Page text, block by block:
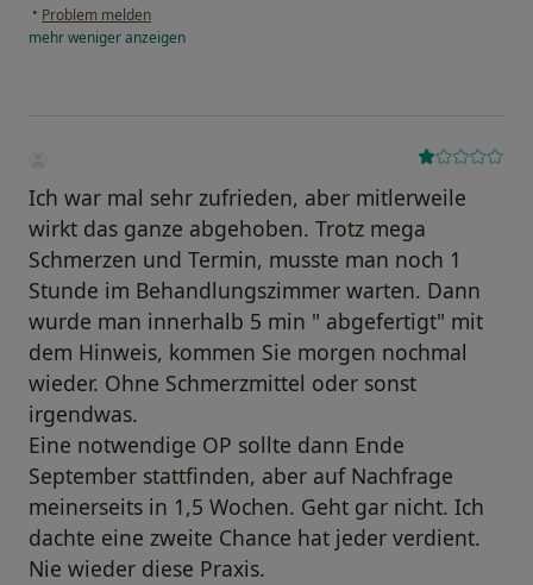
• Problem melden
mehrwenigeranzeigen
Ich war mal sehr zufrieden, aber mitlerweile
wirkt das ganze abgehoben. Trotz mega
Schmerzen und Termin, musste man noch 1
Stunde im Behandlungszimmer warten. Dann
wurde man innerhalb 5 min " abgefertigt" mit
dem Hinweis, kommen Sie morgen nochmal
wieder. Ohne Schmerzmittel oder sonst
irgendwas.
Eine notwendige OP sollte dann Ende
September stattfinden, aber auf Nachfrage
meinerseits in 1,5 Wochen. Geht gar nicht. Ich
dachte eine zweite Chance hat jeder verdient.
Nie wieder diese Praxis.